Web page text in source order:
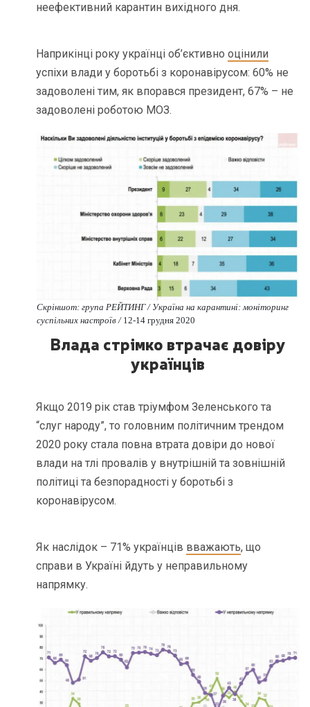
неефективний карантин вихідного дня.
Наприкінці року українці об’єктивнооцінили
успіхи влади у боротьбі з коронавірусом: 60% не
задоволені тим, як впорався президент, 67% – не
задоволені роботою МОЗ.
Скріншот: група РЕЙТИНГ / Україна на карантині: моніторинг
суспільних настроїв /12-14 грудня 2020
Влада стрімко втрачає довіру
українців
Якщо 2019 рік став тріумфом Зеленського та
“слуг народу”, то головним політичним трендом
2020 року стала повна втрата довіри до нової
влади на тлі провалів у внутрішній та зовнішній
політиці та безпорадності у боротьбі з
коронавірусом.
Як наслідок – 71% українців вважають, що
справи в Україні йдуть у неправильному
напрямку.